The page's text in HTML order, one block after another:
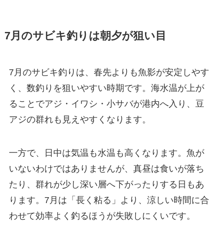
7月のサビキ釣りは朝夕が狙い目
7月のサビキ釣りは、春先よりも魚影が安定しやす
く、数釣りを狙いやすい時期です。海水温が上が
ることでアジ・イワシ・小サバが港内へ入り、豆
アジの群れも見えやすくなります。
一方で、日中は気温も水温も高くなります。魚が
いないわけではありませんが、真昼は食いが落ち
たり、群れが少し深い層へ下がったりする日もあ
ります。7月は「長く粘る」より、涼しい時間に合
わせて効率よく釣るほうが失敗しにくいです。